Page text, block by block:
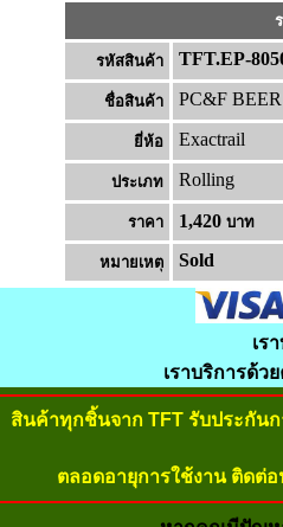
รหัสสินค้า TFT.EP-
ชื่อสินค้า PC&F
ยี่ห้อ Exactrail
ประเภท Rolling
ราคา 1,420 บาท
หมายเหต Sold
เร
เราบริการด้ว
สินค้าทุกชิ้นจาก TFT รับประกัน
ตลอดอายุการใช้งาน ติดต่